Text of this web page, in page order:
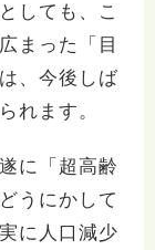
しても、こ
まった「目
、今後しば
れます。
に「超高齢
うにかして
に人口減少